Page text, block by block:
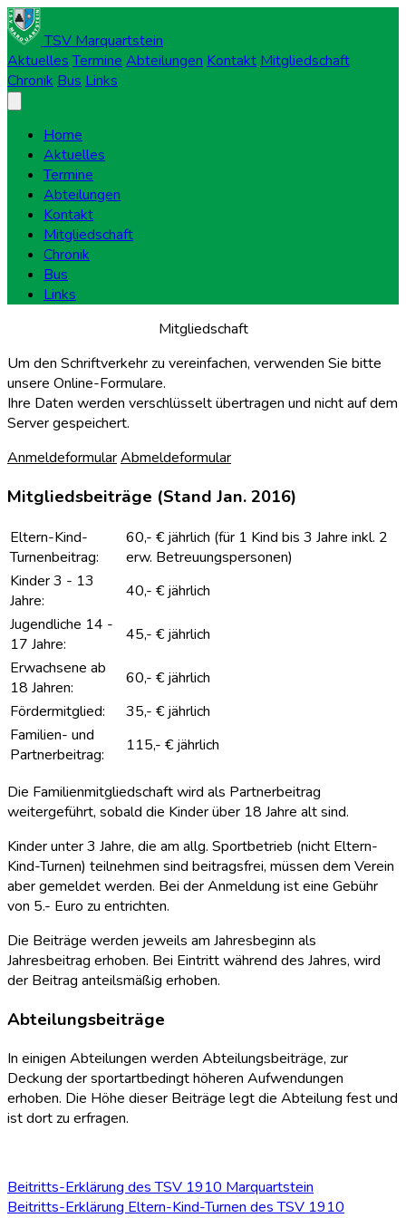
TSV Marquartstein
Aktuelles Termine Abteilungen Kontakt Mitgliedschaft
Chronik Bus Links
Home
Aktuelles
Termine
Abteilungen
Kontakt
Mitgliedschaft
Chronik
Bus
Links
Mitgliedschaft
Um den Schriftverkehr zu vereinfachen, verwenden Sie bitte
unsere Online-Formulare.
Ihre Daten werden verschlüsselt übertragen und nicht auf dem
Server gespeichert.
AnmeldeformularAbmeldeformular
Mitgliedsbeiträge (Stand Jan. 2016)
Eltern-Kind-
Turnenbeitrag:
60,- € jährlich (für 1 Kind bis 3 Jahre inkl. 2
erw. Betreuungspersonen)
Kinder 3 - 13
Jahre:
40,- € jährlich
Jugendliche 14 -
17 Jahre:
45,- € jährlich
Erwachsene ab
18 Jahren:
60,- € jährlich
Fördermitglied:
35,- € jährlich
Familien- und
Partnerbeitrag:
115,- € jährlich
Die Familienmitgliedschaft wird als Partnerbeitrag
weitergeführt, sobald die Kinder über 18 Jahre alt sind.
Kinder unter 3 Jahre, die am allg. Sportbetrieb (nicht Eltern-
Kind-Turnen) teilnehmen sind beitragsfrei, müssen dem Verein
aber gemeldet werden. Bei der Anmeldung ist eine Gebühr
von 5.- Euro zu entrichten.
Die Beiträge werden jeweils am Jahresbeginn als
Jahresbeitrag erhoben. Bei Eintritt während des Jahres, wird
der Beitrag anteilsmäßig erhoben.
Abteilungsbeiträge
In einigen Abteilungen werden Abteilungsbeiträge, zur
Deckung der sportartbedingt höheren Aufwendungen
erhoben. Die Höhe dieser Beiträge legt die Abteilung fest und
ist dort zu erfragen.
Beitritts-Erklärung des TSV 1910 Marquartstein
Beitritts-Erklärung Eltern-Kind-Turnen des TSV 1910